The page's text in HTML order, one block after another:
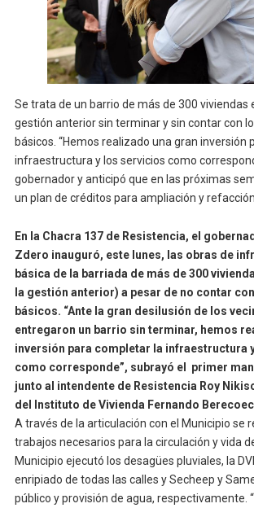
Se trata de un barrio de más de 300 viviendas
gestión anterior sin terminar y sin contar con
básicos. “Hemos realizado una gran inversión
infraestructura y los servicios como
gobernador y anticipó que en las próximas
un plan de créditos para ampliación y
En la Chacra 137 de Resistencia, el
Zdero inauguró, este lunes, las obras de
básica de la barriada de más de 300
la gestión anterior) a pesar de no contar
básicos. “Ante la gran desilusión de los
entregaron un barrio sin terminar, hemos
inversión para completar la infraestructura
como corresponde”, subrayó el primer
junto al intendente de Resistencia Roy
del Instituto de Vivienda Fernando
A través de la articulación con el Municipio se
trabajos necesarios para la circulación y vida
Municipio ejecutó los desagües pluviales, la
enripiado de todas las calles y Secheep y
público y provisión de agua, respectivamente.